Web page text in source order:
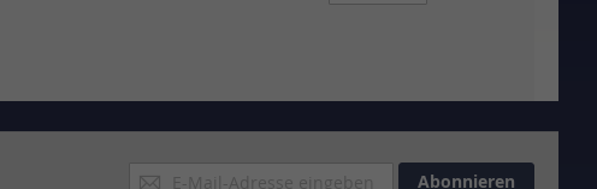
Anmeldung
Abonnieren